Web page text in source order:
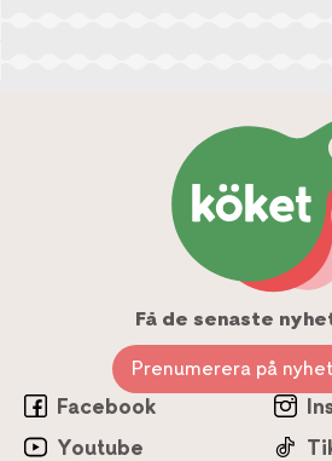
Få de senaste
Prenumerera på
Facebook
Youtube